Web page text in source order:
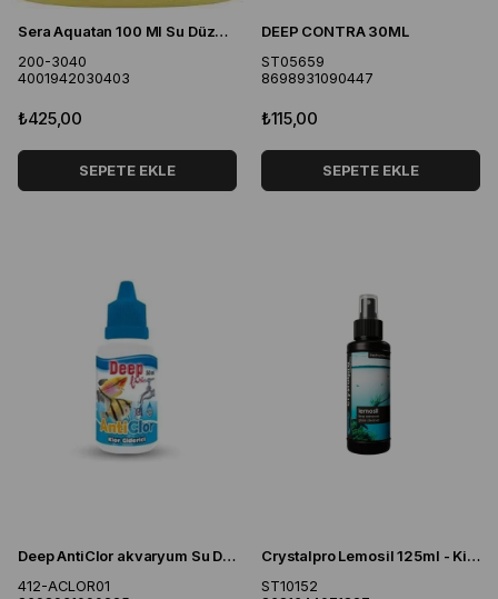
Sera Aquatan 100 Ml Su Düzenleyici
200-3040
4001942030403
₺425,00
SEPETE EKLE
DEEP CONTRA 30ML
ST05659
8698931090447
₺115,00
SEPETE EKLE
Deep AntiClor akvaryum Su Düzenleyici 50 Ml
412-ACLOR01
Crystalpro Lemosil 125ml - Kireç Çözücü Akvaryum Camı Temizleme Spreyi
ST10152